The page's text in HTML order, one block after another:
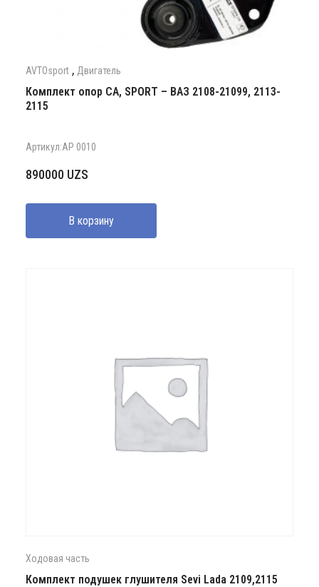
AVTOsport , Двигатель
Комплект опор CA, SPORT – ВАЗ 2108-21099, 2113-
2115
Артикул:AP 0010
890000 UZS
В корзину
Ходовая часть
Комплект подушек глушителя Sevi Lada 2109,2115